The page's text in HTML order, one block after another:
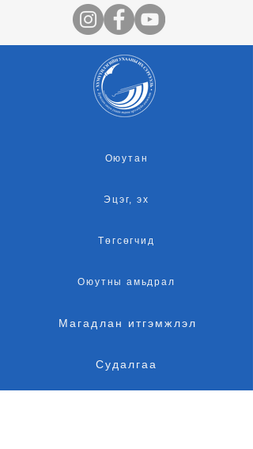
Оюутан
Эцэг, эх
Төгсөгчид
Оюутны амьдрал
Магадлан итгэмжлэл
Судалгаа